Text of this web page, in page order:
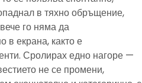
в тяхно обръщение,
го няма да
в екрана, както е
Сролирах едно нагоре —
не се промени,